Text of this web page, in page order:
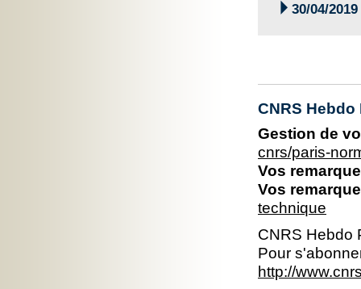
 30/04/2019
CNRS
Gestion de
cnrs/paris-
Vos
Vos
technique
CNRS Hebdo
Pour
http://